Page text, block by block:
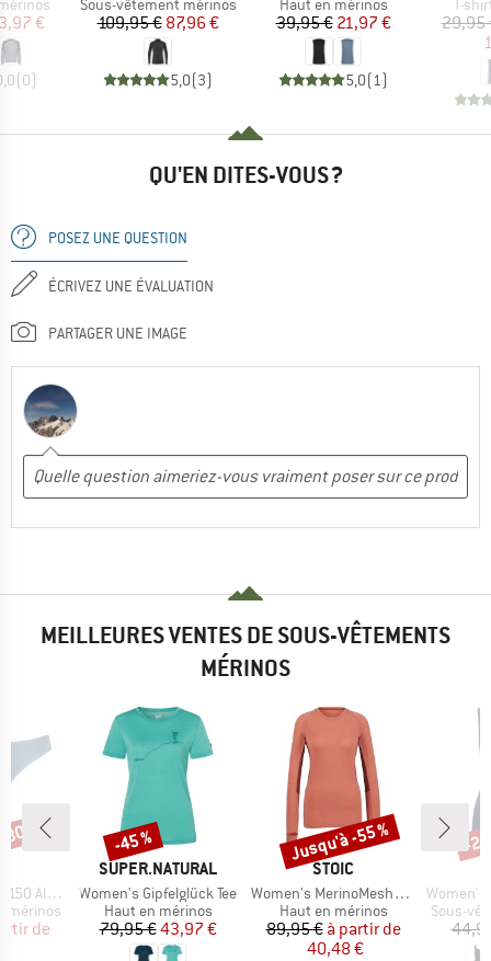
réduit
€
(0)
Prix
109,95 €Prix réduit
87,96 €
5,0(3)
Prix
39,95 €Prix réduit
21,97 €
5,0(1 )
29,95
QU'EN DITES-VOUS ?
POSEZ UNE QUESTION
ÉCRIVEZ UNE ÉVALUATION
PARTAGER UNE IMAGE
MEILLEURES VENTES DE SOUS-VÊTEMENTS
MÉRINOS
Thong
mérinos
réduit
de
%
MARQUE
SUPER.NATURAL
Article
Women's Gipfelglück Tee
Product group
Haut en mérinos
Prix
79,95 €Prix réduit
43,97 €
Remise
-45 %
MARQUE
STOIC
Article
Women's MerinoMesh150 SadjemSt. L/S
Product group
Haut en mérinos
Prix
89,95 € Prix réduit
à partir de
40,48 €
Remise
Jusqu'à -55 %
Article
Women's
Product
Sous-
-